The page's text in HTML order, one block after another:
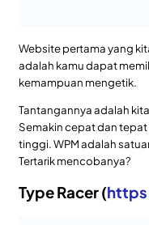
5
Kecepatan mobilmu
Z Type (https://